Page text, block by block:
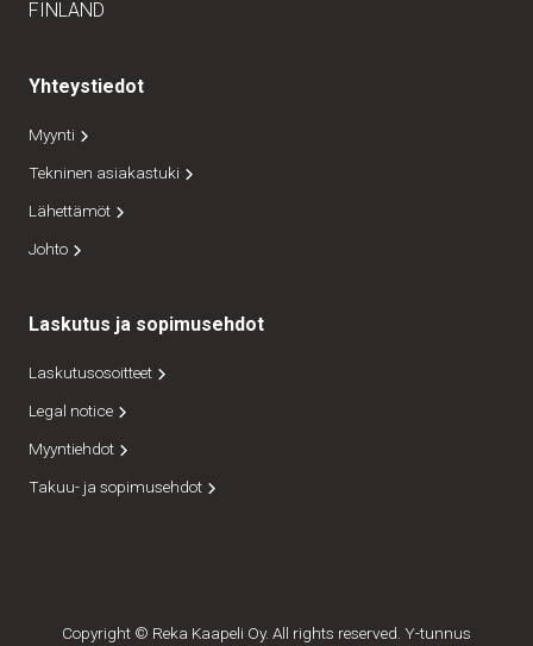
FINLAND
Yhteystiedot
Myynti
Tekninen asiakastuki
Lähettämöt
Johto
Laskutus ja sopimusehdot
Laskutusosoitteet
Legal notice
Myyntiehdot
Takuu- ja sopimusehdot
Copyright © Reka Kaapeli Oy. All rights reserved. Y-tunnus